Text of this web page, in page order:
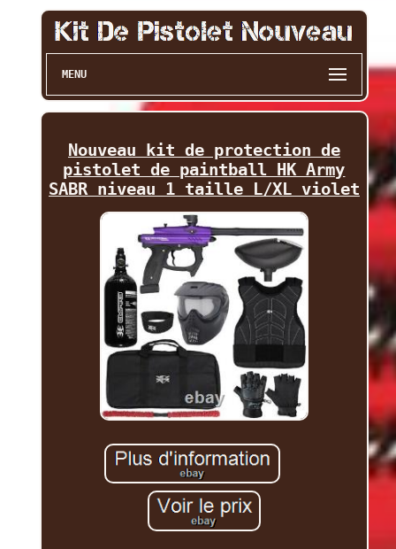
MENU
Nouveau kit de protection de
pistolet de paintball HK Army
SABR niveau 1 taille L/XL violet